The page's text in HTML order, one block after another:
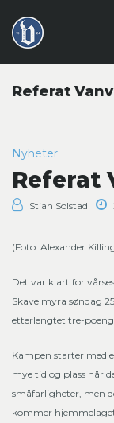
Referat
Nyheter
Referat
Stian Solstad
(Foto: Alexander
Det var klart for
Skavelmyra søndag
etterlengtet tre-
Kampen starter med
mye tid og plass når
småfarligheter, men
kommer